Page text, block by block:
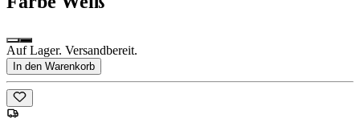
Auf Lager. Versandbereit.
In den Warenkorb